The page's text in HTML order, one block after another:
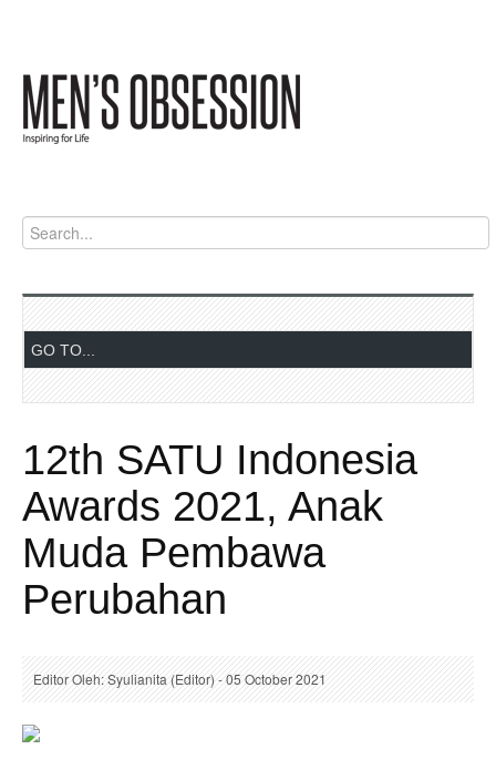
12th SATU Indonesia
Awards 2021, Anak
Muda Pembawa
Perubahan
Editor Oleh: Syulianita (Editor) - 05 October 2021